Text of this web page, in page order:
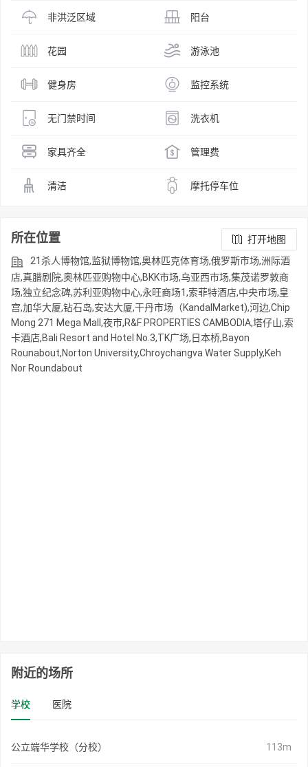
非洪泛区域 阳台
花园 游泳池
健身房 监控系统
无门禁时间 洗衣机
家具齐全 管理费
清洁 摩托停车位
所在位置
打开地图
21杀人博物馆,监狱博物馆,奥林匹克体育场,俄罗斯市场,洲际酒
店,真腊剧院,奥林匹亚购物中心,BKK市场,乌亚西市场,集茂诺罗敦商
场,独立纪念碑,苏利亚购物中心,永旺商场1,索菲特酒店,中央市场,皇
宫,加华大厦,钻石岛,安达大厦,干丹市场（KandalMarket),河边,Chip
Mong 271 Mega Mall,夜市,R&F PROPERTIES CAMBODIA,塔仔山,索
卡酒店,Bali Resort and Hotel No.3,TK广场,日本桥,Bayon
Rounabout,Norton University,Chroychangva Water Supply,Keh
Nor Roundabout
附近的场所
学校 医院
公立端华学校（分校） 113m